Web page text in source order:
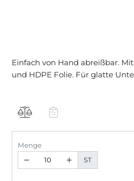
Einfach von Hand abreißbar.
und HDPE Folie. Für glatte
Menge
ST